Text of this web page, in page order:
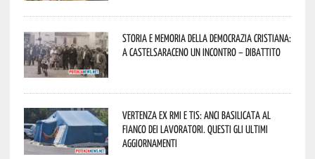
Storia e memoria della Democrazia Cristiana:
a Castelsaraceno un incontro – dibattito
Vertenza ex RMI e TIS: ANCI Basilicata al
fianco dei lavoratori. Questi gli ultimi
aggiornamenti